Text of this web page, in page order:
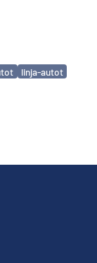
linja-autot